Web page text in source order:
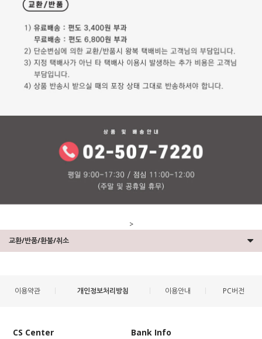
>
교환/반품/환불/취소
이용약관 개인정보처리방침 이용안내 PC버전
CS Center Bank Info